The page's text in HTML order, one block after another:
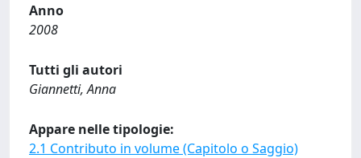
Anno
2008
Tutti gli autori
Giannetti, Anna
Appare nelle tipologie:
2.1 Contributo in volume (Capitolo o Saggio)